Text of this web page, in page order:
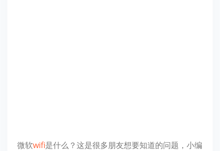
微软wifi是什么？这是很多朋友想要知道的问题，小编